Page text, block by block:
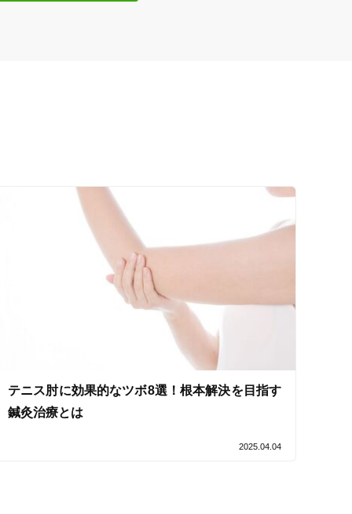
セルフケアアドバイス
テニス肘に効果的なツボ8選！根本解決を目指す
鍼灸治療とは
2025.04.04